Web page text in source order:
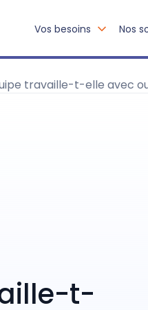
Vos besoins Nos
travaille-t-elle avec ou
t-